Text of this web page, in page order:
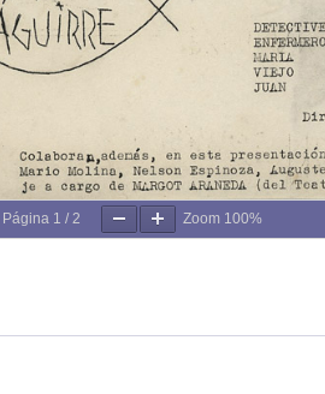
Página 1 / 2 Zoom 100%